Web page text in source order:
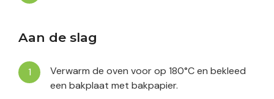
Aan de slag
Verwarm de oven voor op 180°C en bekleed
een bakplaat met bakpapier.